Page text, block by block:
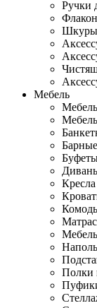
Ручки
Шкуры
Мебель
Кресла
Полки